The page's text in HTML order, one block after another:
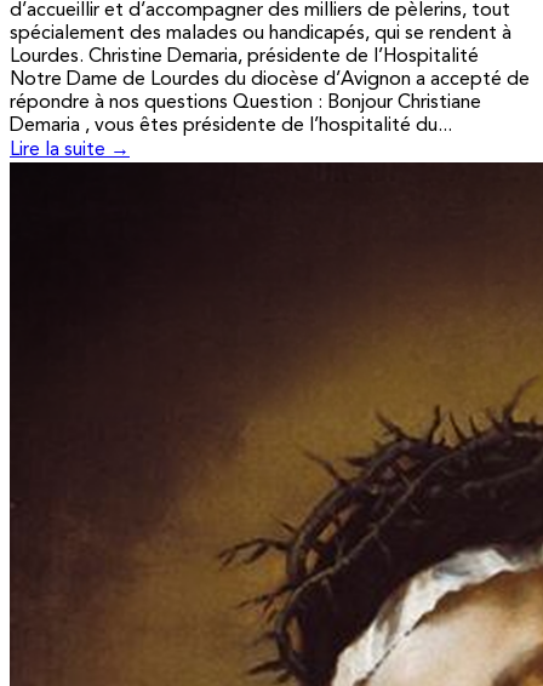
d’accueillir et d’accompagner des milliers de pèlerins, tout
spécialement des malades ou handicapés, qui se rendent à
Lourdes. Christine Demaria, présidente de l’Hospitalité
Notre Dame de Lourdes du diocèse d’Avignon a accepté de
répondre à nos questions Question : Bonjour Christiane
Demaria , vous êtes présidente de l’hospitalité du...
Lire la suite →